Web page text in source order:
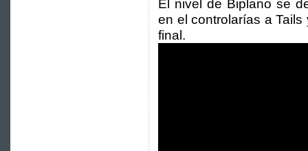
El nivel de Biplano se
en el controlarías a
final.